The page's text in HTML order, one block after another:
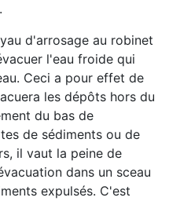
d'arrosage au robinet
l'eau froide qui
Ceci a pour effet de
les dépôts hors du
du bas de
de sédiments ou de
il vaut la peine de
dans un sceau
expulsés. C'est